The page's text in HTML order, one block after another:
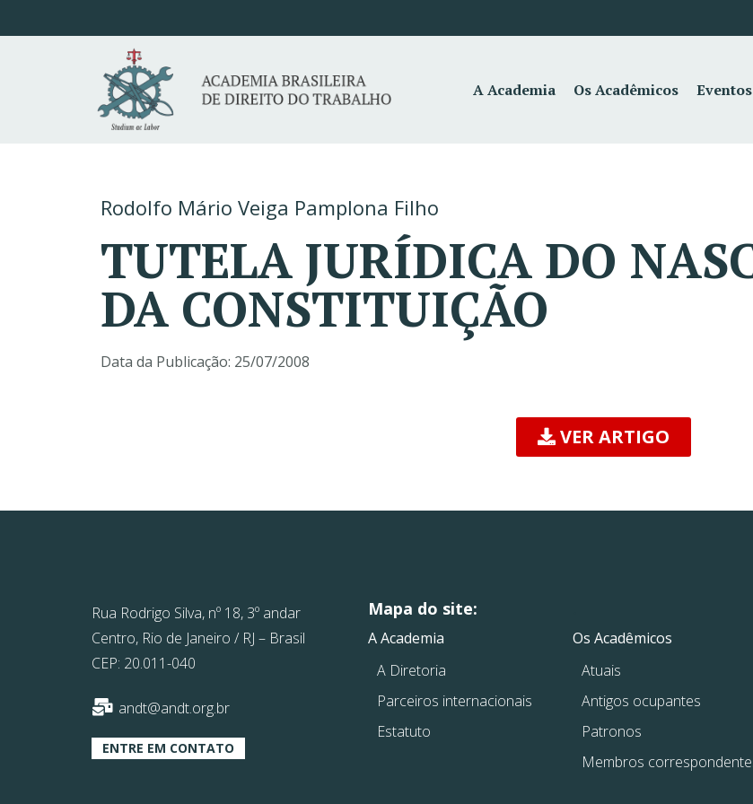
A Academia Os Acadêmicos Eventos
Rodolfo Mário Veiga Pamplona Filho
TUTELA JURÍDICA DO
DA CONSTITUIÇÃO
Data da Publicação: 25/07/2008
VER ARTIGO
Rua Rodrigo Silva, nº 18, 3º andar
Centro, Rio de Janeiro / RJ – Brasil
CEP: 20.011-040
andt@andt.org.br
ENTRE EM CONTATO
Mapa do site:
A Academia
A Diretoria
Parceiros internacionais
Estatuto
Os Acadêmicos
Atuais
Antigos ocupantes
Patronos
Membros